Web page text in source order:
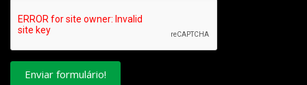
Enviar formulário!